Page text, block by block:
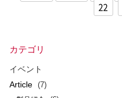
22
カテゴリ
イベント
Article
(7)